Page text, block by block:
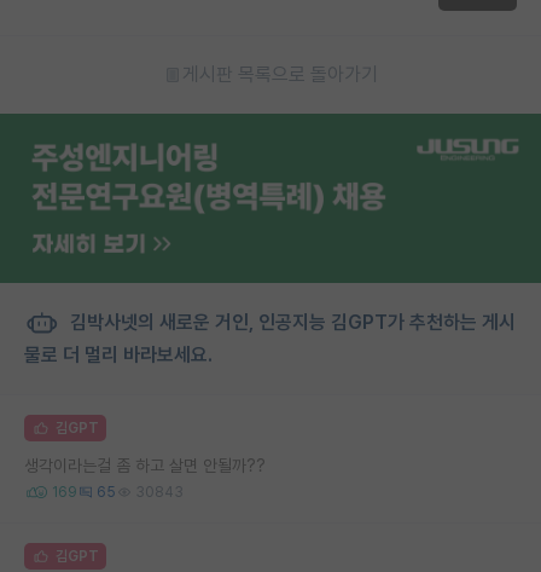
게시판 목록으로 돌아가기
김박사넷의 새로운 거인, 인공지능 김GPT가 추천하는 게시
물로 더 멀리 바라보세요.
김GPT
생각이라는걸 좀 하고 살면 안될까??
169 65 30843
김GPT